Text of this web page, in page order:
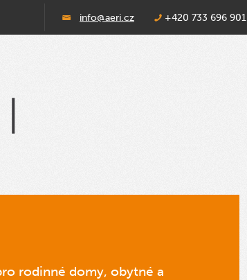
info@aeri.cz +420 733 696 901
rodinné domy, obytné a